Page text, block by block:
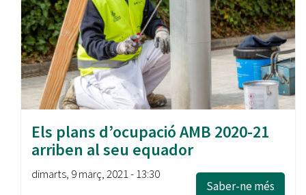
Els plans d’ocupació AMB 2020-21
arriben al seu equador
dimarts, 9 març, 2021 - 13:30
Saber-ne més